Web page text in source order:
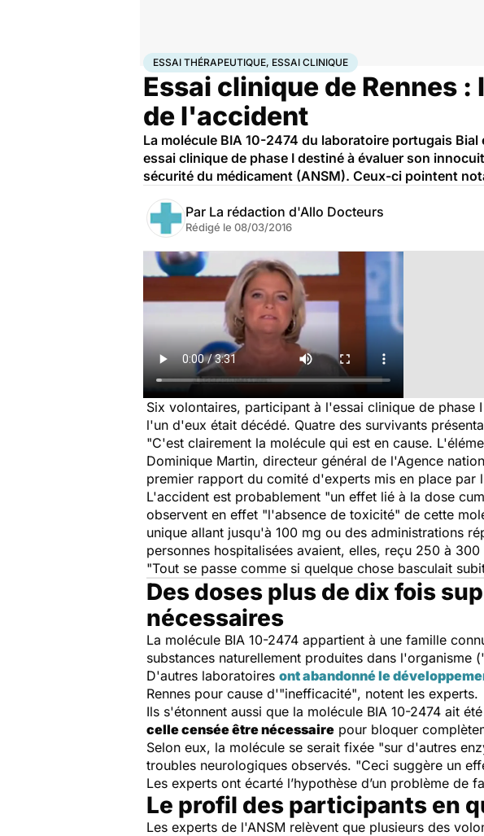
AccueilSantéEssai thérapeutique, essai clinique
ESSAI THÉRAPEUTIQUE, ESSAI CLINIQUE
Essai clinique de Rennes
de l'accident
La molécule BIA 10-2474 du laboratoire portugais
essai clinique de phase I destiné à évaluer son
sécurité du médicament (ANSM). Ceux-ci pointent
Par La rédaction d'Allo Docteurs
Rédigé le 08/03/2016
Six volontaires, participant à l'essai clinique de phase
l'un d'eux était décédé. Quatre des survivants
"C'est clairement la molécule qui est en cause.
Dominique Martin, directeur général de l'Agence
premier rapport du comité d'experts mis en place par
L'accident est probablement "un effet lié à la dose
observent en effet "l'absence de toxicité" de cette
unique allant jusqu'à 100 mg ou des administrations
personnes hospitalisées avaient, elles, reçu 250 à
"Tout se passe comme si quelque chose basculait
Des doses plus de dix fois
nécessaires
La molécule BIA 10-2474 appartient à une famille
substances naturellement produites dans
D'autres laboratoires ont abandonné le
Rennes pour cause d'"inefficacité", notent les experts.
Ils s'étonnent aussi que la molécule BIA 10-2474 ait
celle censée être nécessaire pour bloquer
Selon eux, la molécule se serait fixée "sur d'autres
troubles neurologiques observés. "Ceci suggère un
Les experts ont écarté l’hypothèse d’un problème de
Le profil des participants en
Les experts de l'ANSM relèvent que plusieurs des